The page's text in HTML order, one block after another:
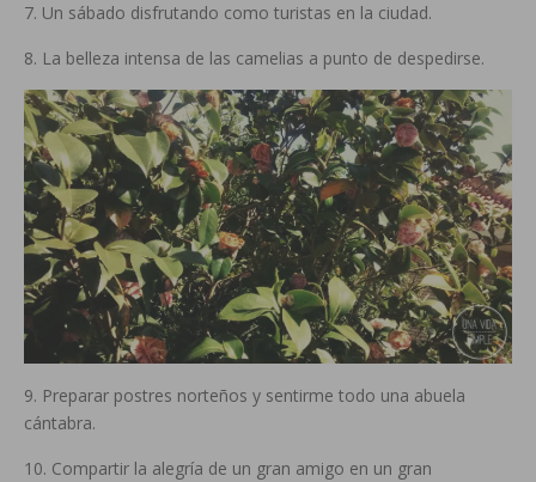
7. Un sábado disfrutando como turistas en la ciudad.
8. La belleza intensa de las camelias a punto de despedirse.
9. Preparar postres norteños y sentirme todo una abuela
cántabra.
10. Compartir la alegría de un gran amigo en un gran